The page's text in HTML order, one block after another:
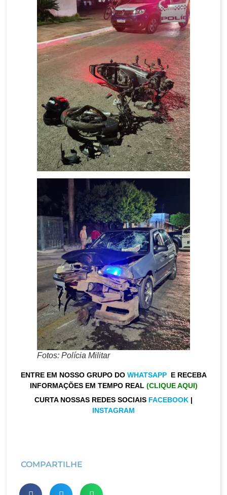
Fotos: Polícia Militar
ENTRE EM NOSSO GRUPO DO WHATSAPP E RECEBA
INFORMAÇÕES EM TEMPO REAL (CLIQUE AQUI)
CURTA NOSSAS REDES SOCIAIS FACEBOOK |
INSTAGRAM
COMPARTILHE